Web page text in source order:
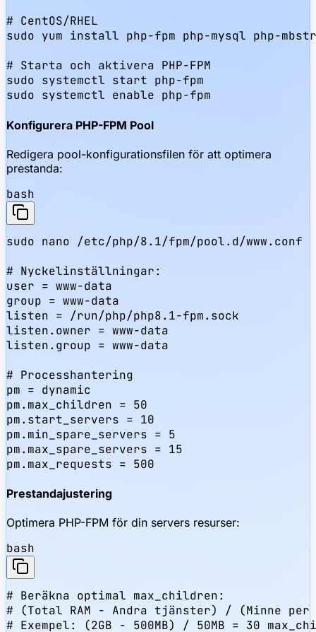
# CentOS/RHEL
sudo yum install php-fpm php-mysql php-
# Starta och aktivera PHP-FPM
sudo systemctl start php-fpm
sudo systemctl enable php-fpm
Konfigurera PHP-FPM Pool
Redigera pool-konfigurationsfilen för att optimera
prestanda:
bash
sudo nano /etc/php/8.1/fpm/pool.d/www.conf
# Nyckelinställningar:
user = www-data
group = www-data
listen = /run/php/php8.1-fpm.sock
listen.owner = www-data
listen.group = www-data
# Processhantering
pm = dynamic
pm.max_children = 50
pm.start_servers = 10
pm.min_spare_servers = 5
pm.max_spare_servers = 15
pm.max_requests = 500
Prestandajustering
Optimera PHP-FPM för din servers resurser:
bash
# Beräkna optimal max_children:
# (Total RAM - Andra tjänster) / (Minne per
# Exempel: (2GB - 500MB) / 50MB = 30